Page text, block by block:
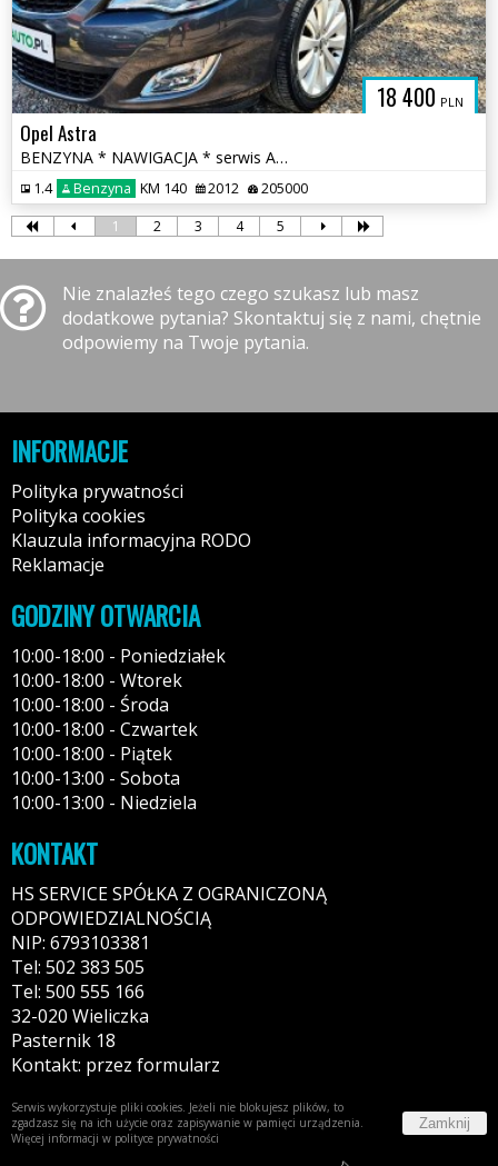
18 400 PLN
Opel Astra
BENZYNA * NAWIGACJA * serwis ASO Opel * super * OKAZJA * polecamy
1.4 Benzyna KM 140 2012 205000
1 2 3 4 5
Nie znalazłeś tego czego szukasz lub masz
dodatkowe pytania? Skontaktuj się z nami, chętnie
odpowiemy na Twoje pytania.
INFORMACJE
Polityka prywatności
Polityka cookies
Klauzula informacyjna RODO
Reklamacje
GODZINY OTWARCIA
10:00-18:00 - Poniedziałek
10:00-18:00 - Wtorek
10:00-18:00 - Środa
10:00-18:00 - Czwartek
10:00-18:00 - Piątek
10:00-13:00 - Sobota
10:00-13:00 - Niedziela
KONTAKT
HS SERVICE SPÓŁKA Z OGRANICZONĄ
ODPOWIEDZIALNOŚCIĄ
NIP: 6793103381
Tel: 502 383 505
Tel: 500 555 166
32-020 Wieliczka
Pasternik 18
Kontakt: przez formularz
Serwis wykorzystuje pliki cookies. Jeżeli nie blokujesz plików, to
zgadzasz się na ich użycie oraz zapisywanie w pamięci urządzenia.
Więcej informacji w polityce prywatności
Zamknij